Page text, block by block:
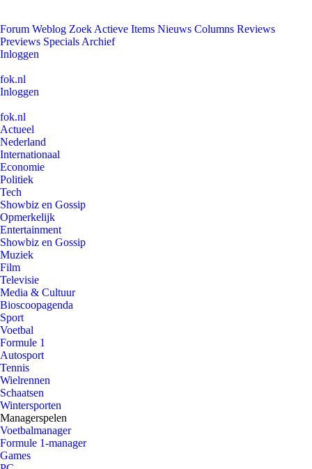
Forum Weblog Zoek Actieve Items Nieuws Columns Reviews
Previews Specials Archief
Inloggen
fok.nl
Inloggen
fok.nl
Actueel
Nederland
Internationaal
Economie
Politiek
Tech
Showbiz en Gossip
Opmerkelijk
Entertainment
Showbiz en Gossip
Muziek
Film
Televisie
Media & Cultuur
Bioscoopagenda
Sport
Voetbal
Formule 1
Autosport
Tennis
Wielrennen
Schaatsen
Wintersporten
Managerspelen
Voetbalmanager
Formule 1-manager
Games